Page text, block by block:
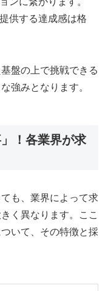
供する達成感は格
盤の上で挑戦できる
強みとなります。
！各業界が求
も、業界によって求
く異なります。ここ
いて、その特徴と採